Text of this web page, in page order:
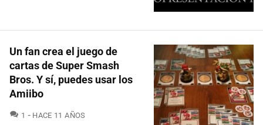
Un fan crea el juego de
cartas de Super Smash
Bros. Y sí, puedes usar los
Amiibo
1 COMENTARIOS
HACE 11 AÑOS